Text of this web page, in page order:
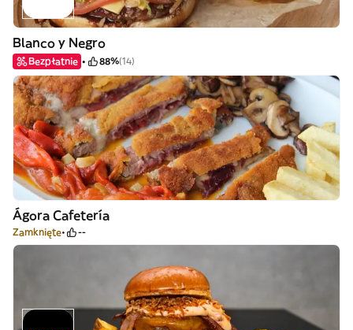
Blanco y Negro
Bezpłatnie 88%(14)
Ágora Cafetería
Zamknięte --